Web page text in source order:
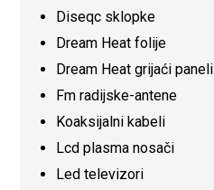
Diseqc sklopke
Dream Heat folije
Dream Heat grijaći paneli
Fm radijske-antene
Koaksijalni kabeli
Lcd plasma nosači
Led televizori